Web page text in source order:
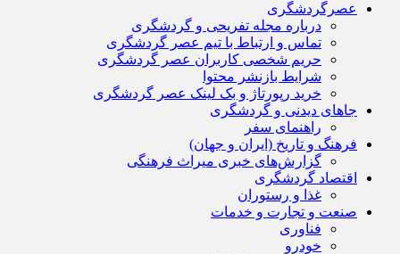
عصرگردشگری
درباره مجله تفریحی و گردشگری
تماس و ارتباط با تیم عصر گردشگری
حریم شخصی کاربران عصر گردشگری
شرایط بازنشر محتوا
خرید رپورتاژ و بک لینک عصر گردشگری
جاهای دیدنی و گردشگری
راهنمای سفر
فرهنگ و تاریخ (ایران و جهان)
گزارش‌های خبری میراث فرهنگی
اقتصاد گردشگری
غذا و رستوران
صنعت و تجارت و خدمات
فناوری
خودرو